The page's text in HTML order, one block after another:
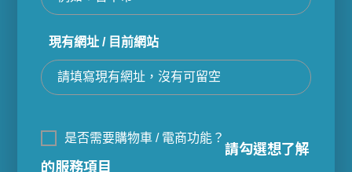
現有網址 / 目前網站
是否需要購物車 / 電商功能？ 請勾選想了解
的服務項目